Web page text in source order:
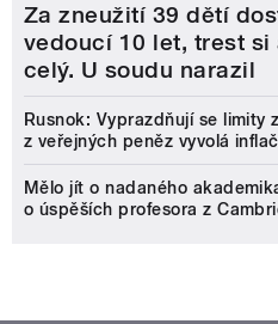
Za zneužití 39 dětí
vedoucí 10 let, trest
celý. U soudu narazil
Rusnok: Vyprazdňují se limity
z veřejných peněz vyvolá
Mělo jít o nadaného
o úspěších profesora z